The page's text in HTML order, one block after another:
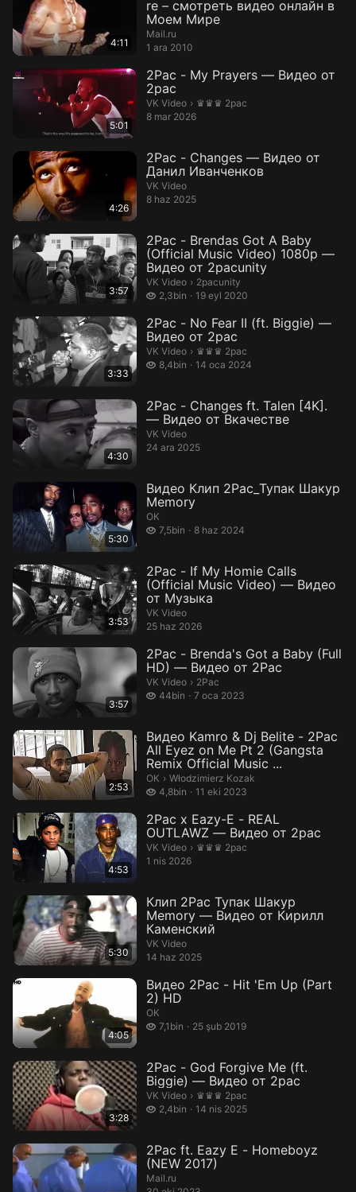
4:11
re – смотреть видео онлайн в
Моем Мире
Mail.ru
1 ara 2010
5:01
2Pac - My Prayers — Видео от
2pac
VK Video › ♛♛♛ 2pac.
♛♛♛ 2pac
8 mar 2026
4:26
2Pac - Changes — Видео от
Данил Иванченков
VK Video
8 haz 2025
3:57
2Pac - Brendas Got A Baby
(Official Music Video) 1080p —
Видео от 2pacunity
VK Video › 2pacunity.
2pacunity
2,3bin
2,3 bin izleme19 eyl 2020
3:33
2Pac - No Fear II (ft. Biggie) —
Видео от 2pac
VK Video › ♛♛♛ 2pac.
♛♛♛ 2pac
8,4bin
8,4 bin izleme14 oca 2024
4:30
2Pac - Changes ft. Talen [4K].
— Видео от Вкачестве
VK Video
24 ara 2025
5:30
Видео Клип 2Pac_Тупак Шакур
Memory
ОК
7,5bin
7,5 bin izleme8 haz 2024
3:53
2Pac - If My Homie Calls
(Official Music Video) — Видео
от Музыка
VK Video
25 haz 2026
3:57
2Pac - Brenda's Got a Baby (Full
HD) — Видео от 2Pac
VK Video › 2Pac.
2Pac
44bin
44 bin izleme7 oca 2023
2:53
Видео Kamro & Dj Belite - 2Pac
All Eyez on Me Pt 2 (Gangsta
Remix Official Music ...
ОК › Włodzimierz Kozak.
Włodzimierz Kozak
4,8bin
4,8 bin izleme11 eki 2023
4:53
2Pac x Eazy-E - REAL
OUTLAWZ — Видео от 2pac
VK Video › ♛♛♛ 2pac.
♛♛♛ 2pac
1 nis 2026
5:30
Клип 2Pac Тупак Шакур
Memory — Видео от Кирилл
Каменский
VK Video
14 haz 2025
4:05
Видео 2Pac - Hit 'Em Up (Part
2) HD
ОК
7,1bin
7,1 bin izleme25 şub 2019
3:28
2Pac - God Forgive Me (ft.
Biggie) — Видео от 2pac
VK Video › ♛♛♛ 2pac.
♛♛♛ 2pac
2,4bin
2,4 bin izleme14 nis 2025
2Pac ft. Eazy E - Homeboyz
(NEW 2017)
Mail.ru